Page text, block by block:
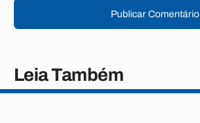
Publicar Comentário
Leia Também